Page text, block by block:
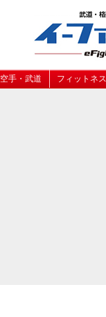
空手・武道 フィットネス